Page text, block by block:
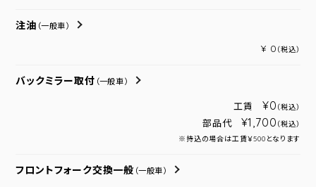
注油 （一般車）
¥ 0 （税込）
バックミラー取付 （一般車）
工賃 ¥0 （税込）
部品代 ¥1,700 （税込）
※持込の場合は工賃￥500となります
フロントフォーク交換一般 （一般車）